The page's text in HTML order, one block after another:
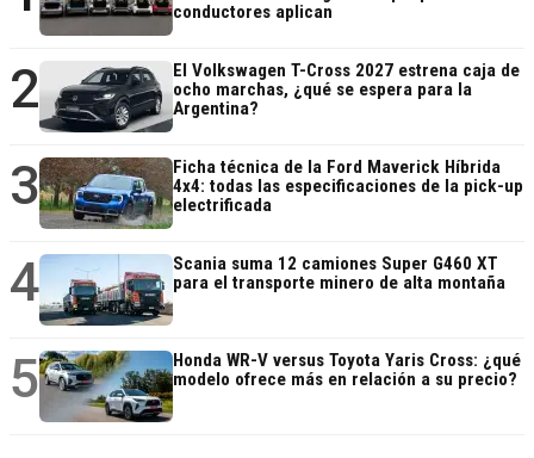
conductores aplican
2
El Volkswagen T-Cross 2027 estrena caja de
ocho marchas, ¿qué se espera para la
Argentina?
3
Ficha técnica de la Ford Maverick Híbrida
4x4: todas las especificaciones de la pick-up
electrificada
4
Scania suma 12 camiones Super G460 XT
para el transporte minero de alta montaña
5
Honda WR-V versus Toyota Yaris Cross: ¿qué
modelo ofrece más en relación a su precio?